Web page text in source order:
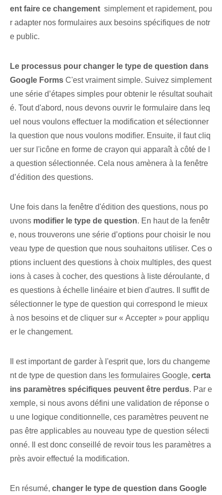
ent faire ce changement ⁣ simplement et rapidement⁣, pou
r adapter nos formulaires aux besoins spécifiques‌ de notr
e public.
Le processus pour changer le type de question dans
Google Forms C'est vraiment simple. Suivez simplement
une série d’étapes simples pour obtenir le résultat souhait
é. Tout d'abord, nous devons ouvrir le formulaire dans leq
uel nous voulons effectuer la modification et sélectionner
la question que nous voulons modifier. Ensuite, il faut cliq
uer sur l'icône en forme de crayon qui apparaît à côté de l
a question sélectionnée. Cela nous amènera à la fenêtre
d’édition des questions.
Une fois dans la fenêtre d'édition des questions, nous po
uvons modifier le type de question. En haut de la fenêtr
e, nous trouverons une série d’options pour choisir le nou
veau type de question que nous souhaitons utiliser. Ces o
ptions incluent des questions à choix multiples, des quest
ions à cases à cocher, des questions à liste déroulante, d
es questions à échelle linéaire et bien d'autres. Il suffit de
sélectionner le type de question qui correspond le mieux
à nos besoins et de cliquer sur « Accepter » pour appliqu
er le changement.
Il est important de garder à l'esprit que, lors du changeme
nt de type de question dans les formulaires Google, certa
ins paramètres spécifiques peuvent être perdus. Par e
xemple, si nous avons défini une validation de réponse o
u une logique conditionnelle, ces paramètres peuvent ne
pas être applicables au nouveau type de question sélecti
onné. Il est donc conseillé de revoir tous les paramètres a
près avoir effectué la modification.
En résumé, changer le type de question dans Google